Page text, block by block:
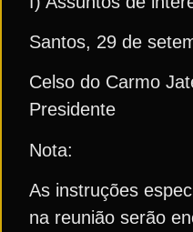
Santos, 29 de
Celso do Carmo
Presidente
Nota:
As instruções
na reunião serão